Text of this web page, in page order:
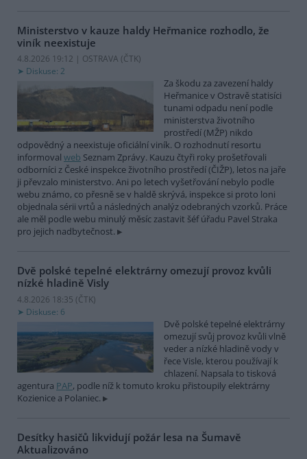
Ministerstvo v kauze haldy Heřmanice rozhodlo, že
viník neexistuje
4.8.2026 19:12 | OSTRAVA (ČTK)
Diskuse: 2
Za škodu za zavezení haldy
Heřmanice v Ostravě statisíci
tunami odpadu není podle
ministerstva životního
prostředí (MŽP) nikdo
odpovědný a neexistuje oficiální viník. O rozhodnutí resortu
informoval web Seznam Zprávy. Kauzu čtyři roky prošetřovali
odborníci z České inspekce životního prostředí (ČIŽP), letos na jaře
ji převzalo ministerstvo. Ani po letech vyšetřování nebylo podle
webu známo, co přesně se v haldě skrývá, inspekce si proto loni
objednala sérii vrtů a následných analýz odebraných vzorků. Práce
ale měl podle webu minulý měsíc zastavit šéf úřadu Pavel Straka
pro jejich nadbytečnost.
Dvě polské tepelné elektrárny omezují provoz kvůli
nízké hladině Visly
4.8.2026 18:35 (ČTK)
Diskuse: 6
Dvě polské tepelné elektrárny
omezují svůj provoz kvůli vlně
veder a nízké hladině vody v
řece Visle, kterou používají k
chlazení. Napsala to tisková
agentura PAP, podle níž k tomuto kroku přistoupily elektrárny
Kozienice a Polaniec.
Desítky hasičů likvidují požár lesa na Šumavě
Aktualizováno